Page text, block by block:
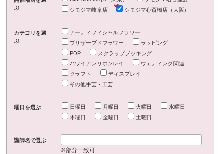
ぶ
シモジマ岐阜店
シモジマ心斎橋店（大阪）
カテゴリを選
ぶ
アーティフィシャルフラワー
プリザーブドフラワー
ラッピング
POP
スクラップブッキング
ハワイアンリボンレイ
ウェディング関連
クラフト
ディスプレイ
その他手芸・工芸
曜日を選ぶ 日曜日 月曜日 火曜日
水曜日
木曜日
金曜日 土曜日
講師名で選ぶ
※部分一致可